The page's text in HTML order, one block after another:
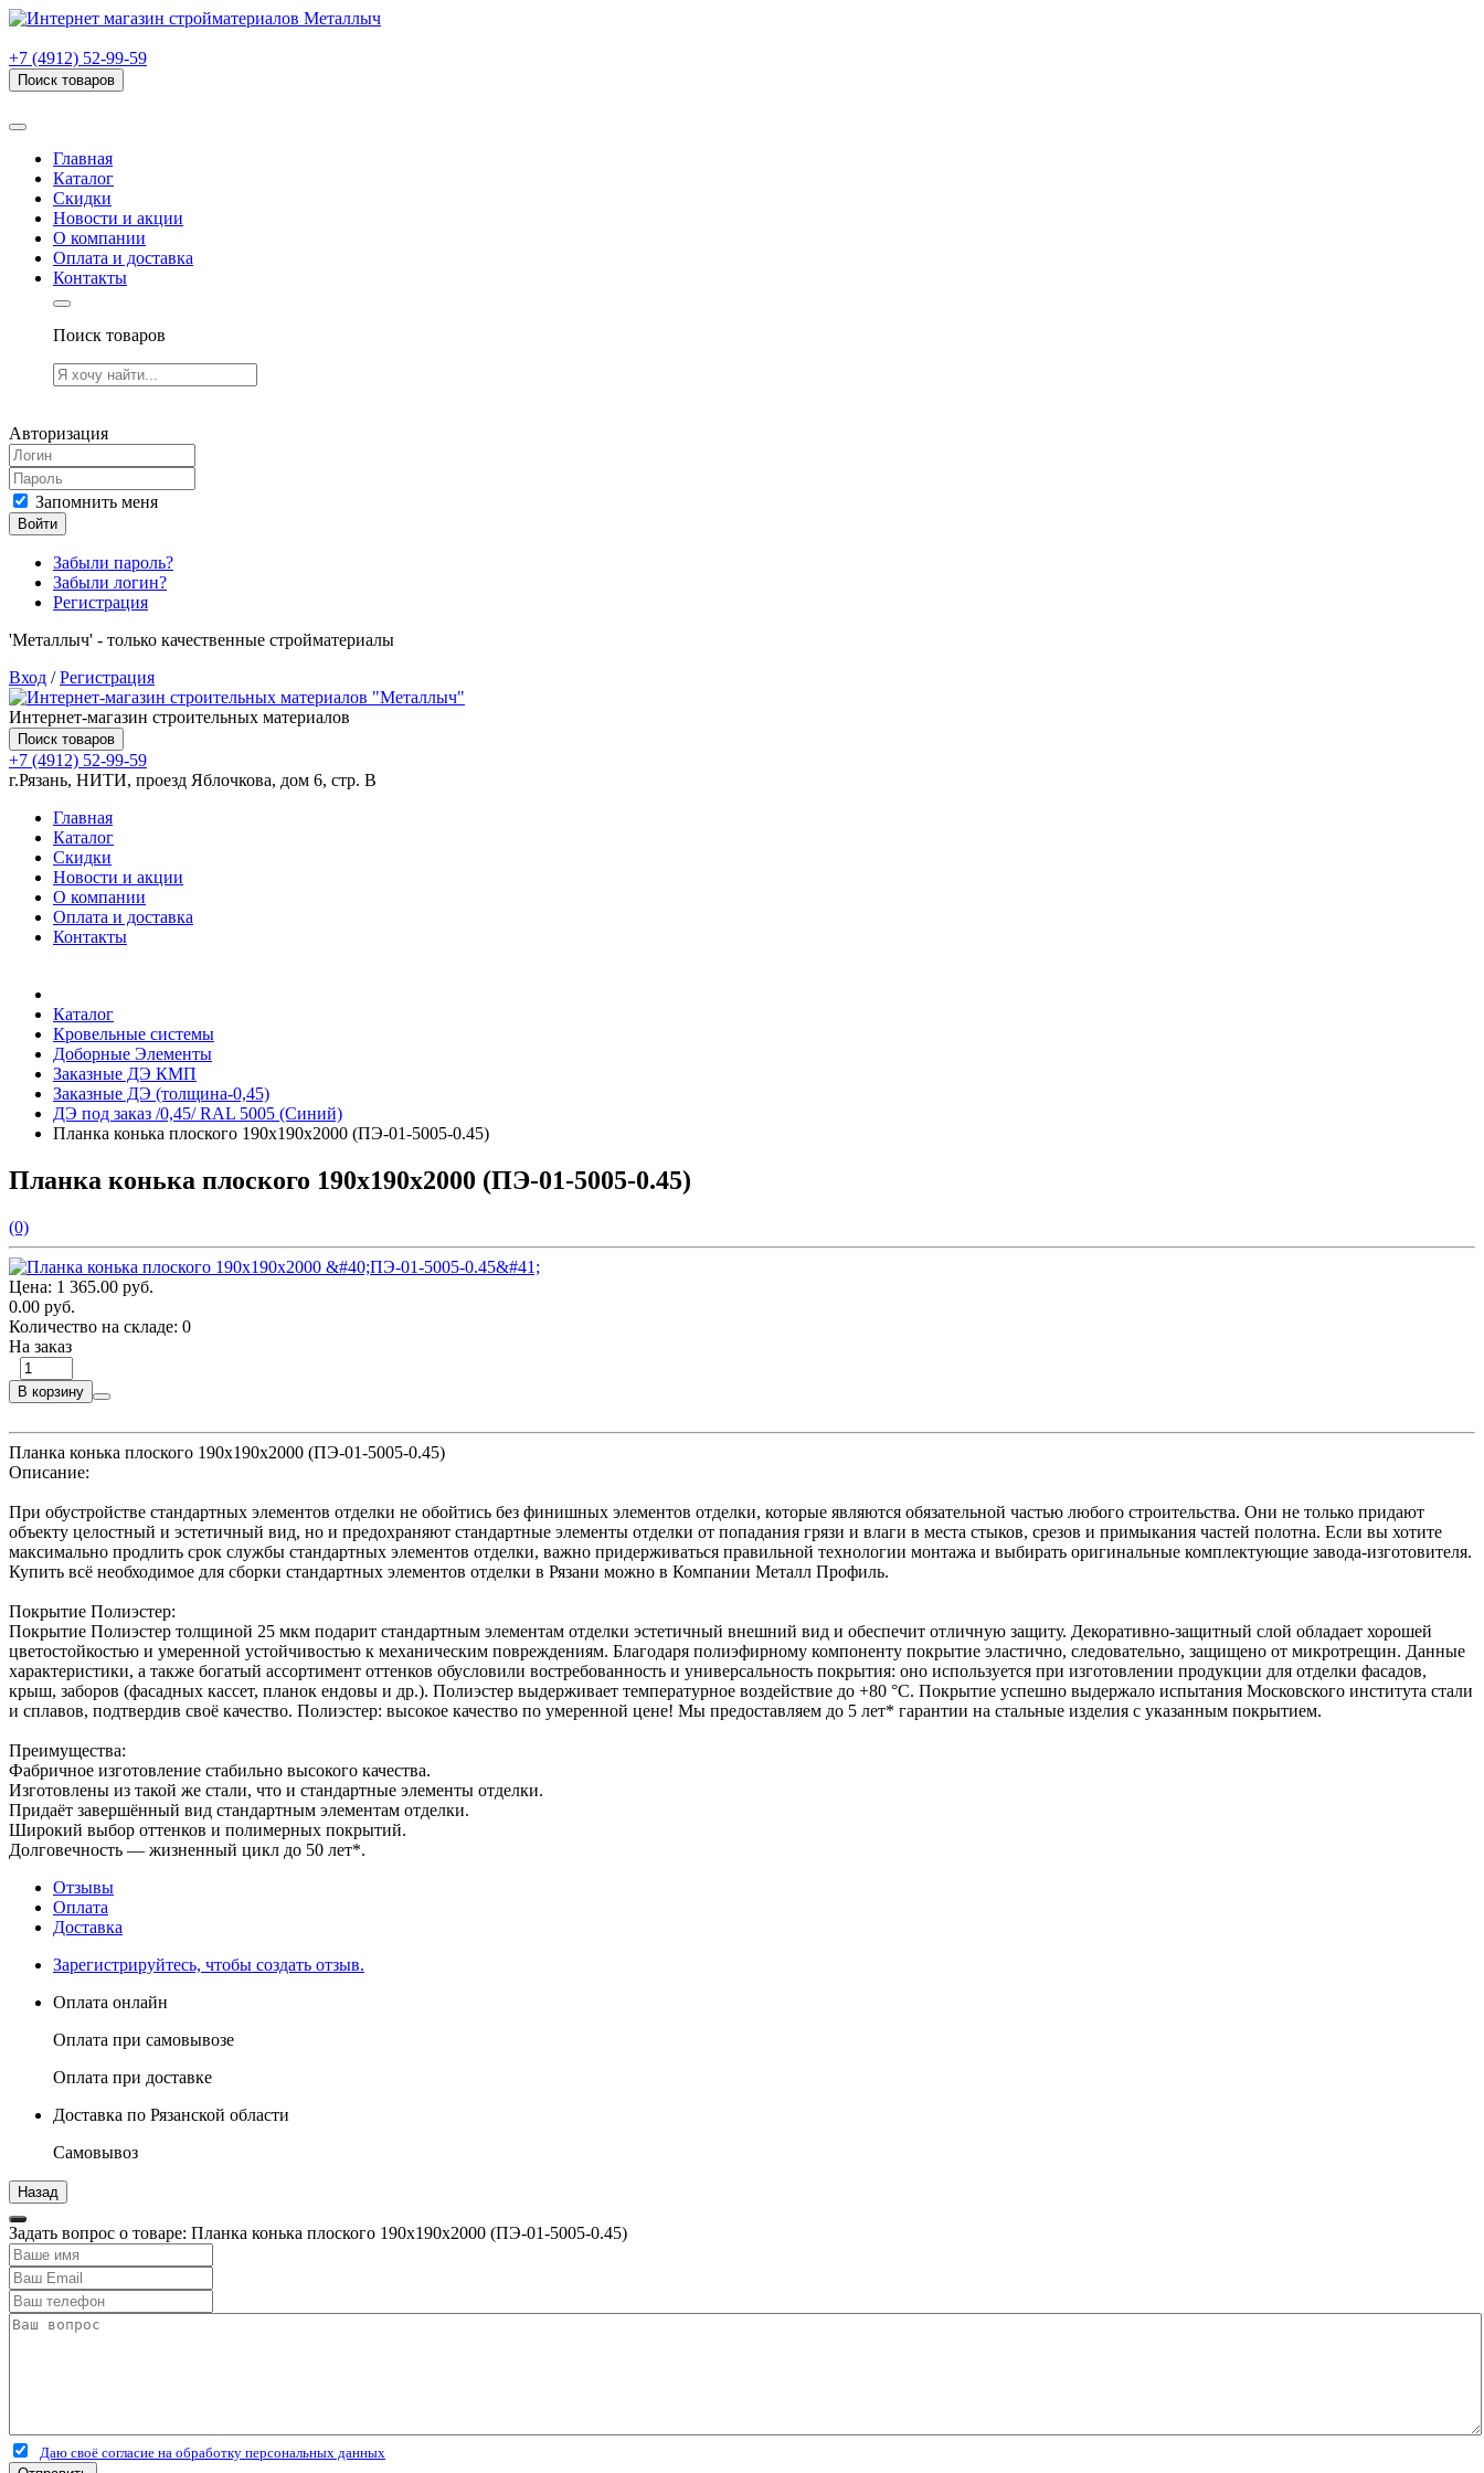
+7 (4912) 52-99-59
Поиск товаров
Главная
Каталог
Скидки
Новости и акции
О компании
Оплата и доставка
Контакты
Поиск товаров
Авторизация
Запомнить меня
Войти
Забыли пароль?
Забыли логин?
Регистрация
'Металлыч' - только качественные стройматериалы
Вход /Регистрация
Интернет-магазин строительных материалов
Поиск товаров
+7 (4912) 52-99-59
г.Рязань, НИТИ, проезд Яблочкова, дом 6, стр. В
Главная
Каталог
Скидки
Новости и акции
О компании
Оплата и доставка
Контакты
Каталог
Кровельные системы
Доборные Элементы
Заказные ДЭ КМП
Заказные ДЭ (толщина-0,45)
ДЭ под заказ /0,45/ RAL 5005 (Синий)
Планка конька плоского 190х190х2000 (ПЭ-01-5005-0.45)
Планка конька плоского 190х190х2000 (ПЭ-01-5005-0.45)
(0)
Цена: 1 365.00 руб.
0.00 руб.
Количество на складе: 0
На заказ
В корзину
Планка конька плоского 190х190х2000 (ПЭ-01-5005-0.45)
Описание:
При обустройстве стандартных элементов отделки не обойтись без финишных элементов отделки, которые являются обязательной частью любого строительства. Они не только придают
объекту целостный и эстетичный вид, но и предохраняют стандартные элементы отделки от попадания грязи и влаги в места стыков, срезов и примыкания частей полотна. Если вы хотите
максимально продлить срок службы стандартных элементов отделки, важно придерживаться правильной технологии монтажа и выбирать оригинальные комплектующие завода-изготовителя.
Купить всё необходимое для сборки стандартных элементов отделки в Рязани можно в Компании Металл Профиль.
Покрытие Полиэстер:
Покрытие Полиэстер толщиной 25 мкм подарит стандартным элементам отделки эстетичный внешний вид и обеспечит отличную защиту. Декоративно-защитный слой обладает хорошей
цветостойкостью и умеренной устойчивостью к механическим повреждениям. Благодаря полиэфирному компоненту покрытие эластично, следовательно, защищено от микротрещин. Данные
характеристики, а также богатый ассортимент оттенков обусловили востребованность и универсальность покрытия: оно используется при изготовлении продукции для отделки фасадов,
крыш, заборов (фасадных кассет, планок ендовы и др.). Полиэстер выдерживает температурное воздействие до +80 °С. Покрытие успешно выдержало испытания Московского института стали
и сплавов, подтвердив своё качество. Полиэстер: высокое качество по умеренной цене! Мы предоставляем до 5 лет* гарантии на стальные изделия с указанным покрытием.
Преимущества:
Фабричное изготовление стабильно высокого качества.
Изготовлены из такой же стали, что и стандартные элементы отделки.
Придаёт завершённый вид стандартным элементам отделки.
Широкий выбор оттенков и полимерных покрытий.
Долговечность — жизненный цикл до 50 лет*.
Отзывы
Оплата
Доставка
Зарегистрируйтесь, чтобы создать отзыв.
Оплата онлайн
Оплата при самовывозе
Оплата при доставке
Доставка по Рязанской области
Самовывоз
Задать вопрос о товаре: Планка конька плоского 190х190х2000 (ПЭ-01-5005-0.45)
Даю своё согласие на обработку персональных данных